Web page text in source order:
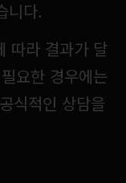
니다.
따라 결과가 달
요한 경우에는
식적인 상담을